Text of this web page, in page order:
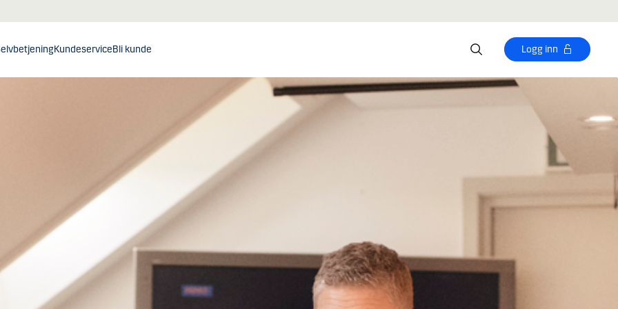
KundeserviceBli kunde Logg inn